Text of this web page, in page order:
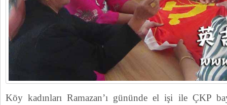
Köy kadınları Ramazan’ı gününde el işi ile ÇKP